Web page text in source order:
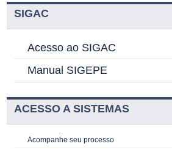
SIGAC
Acesso ao SIGAC
Manual SIGEPE
ACESSO A SISTEMAS
Acompanhe seu processo